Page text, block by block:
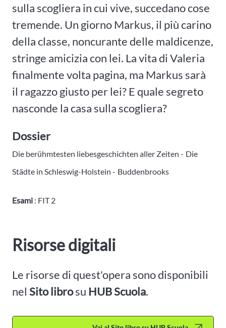
sulla scogliera in cui vive, succedano cose
tremende. Un giorno Markus, il più carino
della classe, noncurante delle maldicenze,
stringe amicizia con lei. La vita di Valeria
finalmente volta pagina, ma Markus sarà
il ragazzo giusto per lei? E quale segreto
nasconde la casa sulla scogliera?
Dossier
Die berühmtesten liebesgeschichten aller Zeiten - Die
Städte in Schleswig-Holstein - Buddenbrooks
Esami : FIT 2
Risorse digitali
Le risorse di quest'opera sono disponibili
nel Sito librosu HUB Scuola.